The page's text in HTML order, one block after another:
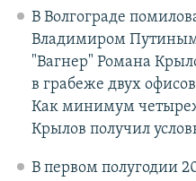
В Волгограде
Владимиром
"Вагнер" Романа
в грабеже двух
Как минимум
Крылов получил
В первом полугодии